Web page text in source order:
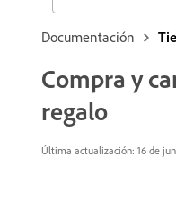
Documentación
Compra y
regalo
Última actualización: 16 de